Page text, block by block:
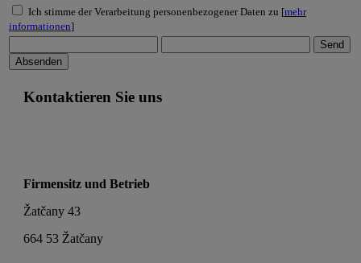
Ich stimme der Verarbeitung personenbezogener Daten zu [mehr
informationen]
Kontaktieren Sie uns
Firmensitz und Betrieb
Žatčany 43
664 53 Žatčany